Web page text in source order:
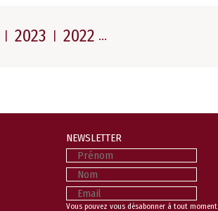
2023 2022
NEWSLETTER
Prénom
Nom
Email
Vous pouvez vous désabonner à tout moment.